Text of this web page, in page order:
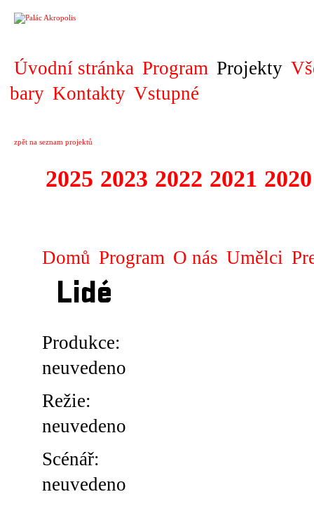
Úvodní stránka Program Projekty
bary Kontakty Vstupné
zpět na seznam projektů
2025 2023 2022 2021 2020
Domů Program O nás Umělci
Lidé
Produkce:
neuvedeno
Režie:
neuvedeno
Scénář:
neuvedeno